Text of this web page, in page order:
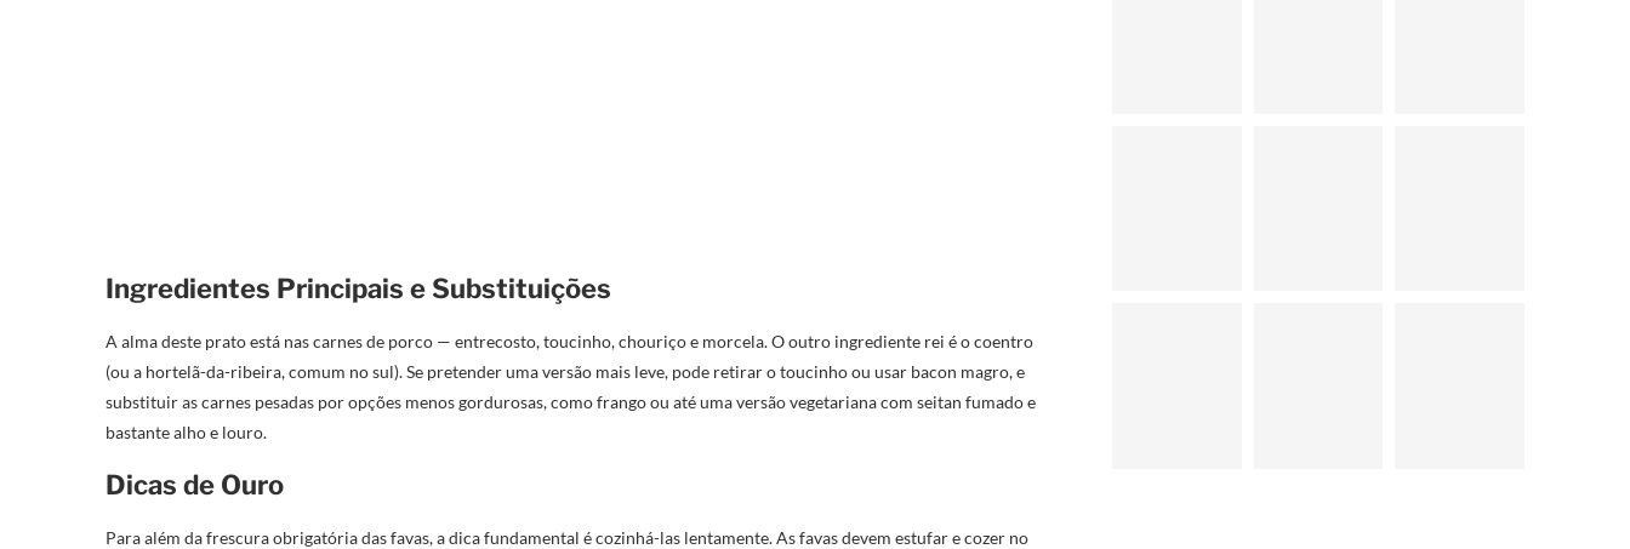
Ingredientes Principais e Substituições
A alma deste prato está nas carnes de porco — entrecosto, toucinho, chouriço e morcela. O outro ingrediente rei é o coentro
(ou a hortelã-da-ribeira, comum no sul). Se pretender uma versão mais leve, pode retirar o toucinho ou usar bacon magro, e
substituir as carnes pesadas por opções menos gordurosas, como frango ou até uma versão vegetariana com seitan fumado e
bastante alho e louro.
Dicas de Ouro
Para além da frescura obrigatória das favas, a dica fundamental é cozinhá-las lentamente. As favas devem estufar e cozer no